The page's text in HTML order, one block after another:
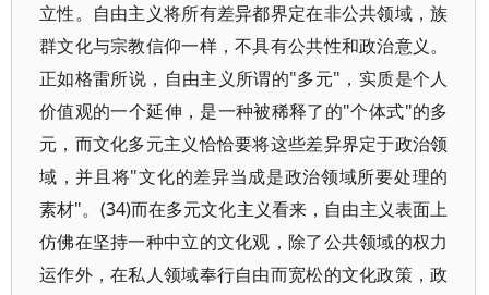
立性。自由主义将所有差异都界定在非公共领域，族
群文化与宗教信仰一样，不具有公共性和政治意义。
正如格雷所说，自由主义所谓的"多元"，实质是个人
价值观的一个延伸，是一种被稀释了的"个体式"的多
元，而文化多元主义恰恰要将这些差异界定于政治领
域，并且将"文化的差异当成是政治领域所要处理的
素材"。(34)而在多元文化主义看来，自由主义表面上
仿佛在坚持一种中立的文化观，除了公共领域的权力
运作外，在私人领域奉行自由而宽松的文化政策，政